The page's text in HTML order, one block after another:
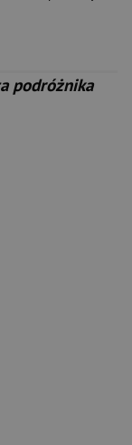
podróżnika
ocena: Arcydzieło
Wybitna 9/10"
8/10"
dobra 7/10"